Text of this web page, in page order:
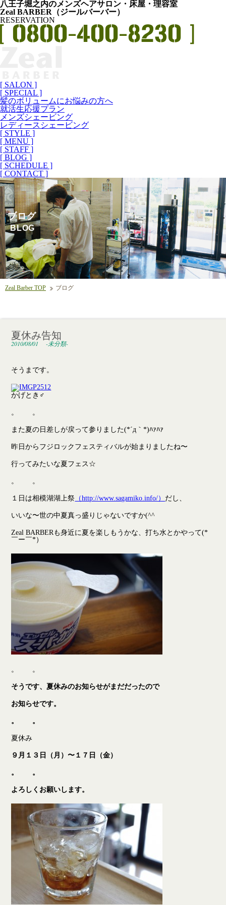
八王子堀之内のメンズヘアサロン・床屋・理容室
Zeal BARBER（ジールバーバー）
RESERVATION
[ SALON ]
[ SPECIAL ]
髪のボリュームにお悩みの方へ
就活生応援プラン
メンズシェービング
レディースシェービング
[ STYLE ]
[ MENU ]
[ STAFF ]
[ BLOG ]
[ SCHEDULE ]
[ CONTACT ]
Zeal Barber TOP ブログ
ブログ
BLOG
夏休み告知
2010/08/01 -未分類-
そうまです。
かげとき♂
。 。
また夏の日差しが戻って参りました(*´д｀*)ﾊｧﾊｧ
昨日からフジロックフェスティバルが始まりましたね〜
行ってみたいな夏フェス☆
。 。
１日は相模湖湖上祭 （http://www.sagamiko.info/） だし、
いいな〜世の中夏真っ盛りじゃないですか(^^ゞ
Zeal BARBERも身近に夏を楽しもうかな、打ち水とかやって(*
￣ー￣*）
。 。
そうです、夏休みのお知らせがまだだったので
お知らせです。
。 。
夏休み
９月１３日（月）〜１７日（金）
。 。
よろしくお願いします。